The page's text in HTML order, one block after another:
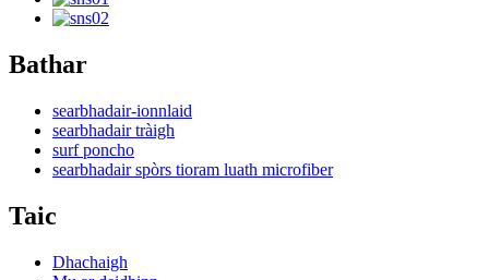
Bathar
searbhadair-ionnlaid
searbhadair tràigh
surf poncho
searbhadair spòrs tioram luath microfiber
Taic
Dhachaigh